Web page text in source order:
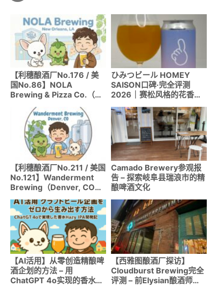
【利穗酿酒厂No.176 / 美
国No.86】NOLA
Brewing & Pizza Co.（新
奥尔良）｜GABF和World
Beer Cup获奖的实力派酿
酒厂
ひみつビール HOMEY
SAISON口碑·完全评测
2026｜赛松风格的花香与
清爽口感
【利穗酿酒厂No.211 / 美国
No.121】Wanderment
Brewing（Denver, CO）
｜以探索精神为主题的新锐
酿酒厂，氮气Bitter的深度
让人想永远喝下去
Camado Brewery参观报
告 – 探索岐阜县瑞浪市的精
酿啤酒文化
【AI活用】从零创造精酿啤
酒企划的方法 – 用
ChatGPT 4o实现的香水
【西雅图酿酒厂探访】
Cloudburst Brewing完全
评测 – 前Elysian酿酒师独